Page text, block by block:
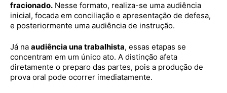
fracionado. Nesse formato, realiza-se uma audiência
inicial, focada em conciliação e apresentação de defesa,
e posteriormente uma audiência de instrução.
Já na audiência una trabalhista, essas etapas se
concentram em um único ato. A distinção afeta
diretamente o preparo das partes, pois a produção de
prova oral pode ocorrer imediatamente.